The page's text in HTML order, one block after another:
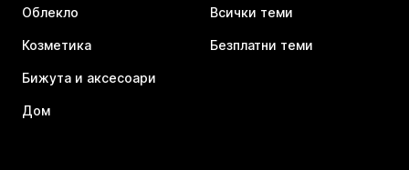
Облекло
Козметика
Бижута и аксесоари
Дом
Всички теми
Безплатни теми